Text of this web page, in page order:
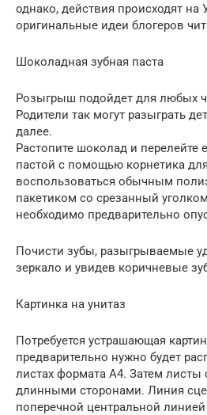
однако, действия происходят
оригинальные идеи блогеров
Шоколадная зубная паста
Розыгрыш подойдет для любых
Родители так могут разыграть
далее.
Растопите шоколад и перелейте
пастой с помощью корнетика
воспользоваться обычным
пакетиком со срезанный
необходимо предварительно
Почисти зубы, разыгрываемые
зеркало и увидев коричневые
Картинка на унитаз
Потребуется устрашающая
предварительно нужно будет
листах формата А4. Затем листы
длинными сторонами. Линия
поперечной центральной линией